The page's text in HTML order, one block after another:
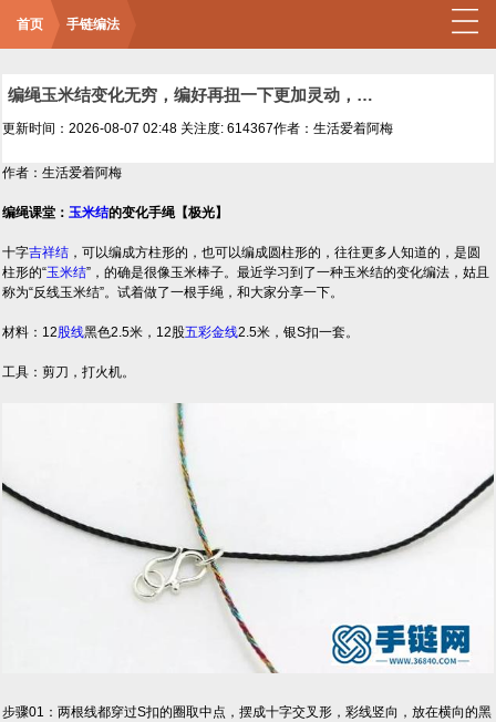
首页 手链编法
编绳玉米结变化无穷，编好再扭一下更加灵动，结绳手链附教程
更新时间：2026-08-07 02:48 关注度: 614367作者：生活爱着阿梅
作者：生活爱着阿梅
编绳课堂：玉米结的变化手绳【极光】
十字吉祥结 ，可以编成方柱形的，也可以编成圆柱形的，往往更多人知道的，是圆
柱形的“玉米结”，的确是很像玉米棒子。最近学习到了一种玉米结的变化编法，姑且
称为“反线玉米结”。试着做了一根手绳，和大家分享一下。
材料：12股线黑色2.5米，12股五彩金线2.5米，银S扣一套。
工具：剪刀，打火机。
步骤01：两根线都穿过S扣的圈取中点，摆成十字交叉形，彩线竖向，放在横向的黑